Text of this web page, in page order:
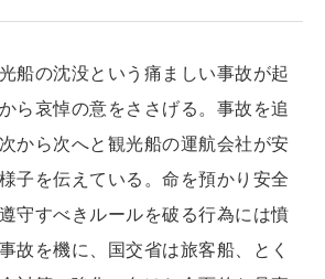
船の沈没という痛ましい事故が起
ら哀悼の意をささげる。事故を追
から次へと観光船の運航会社が安
子を伝えている。命を預かり安全
守すべきルールを破る行為には憤
故を機に、国交省は旅客船、とく